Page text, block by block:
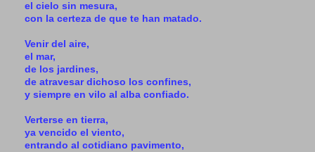
el cielo sin mesura,
con la certeza de que te han matado.
Venir del aire,
el mar,
de los jardines,
de atravesar dichoso los confines,
y siempre en vilo al alba confiado.
Verterse en tierra,
ya vencido el viento,
entrando al cotidiano pavimento,